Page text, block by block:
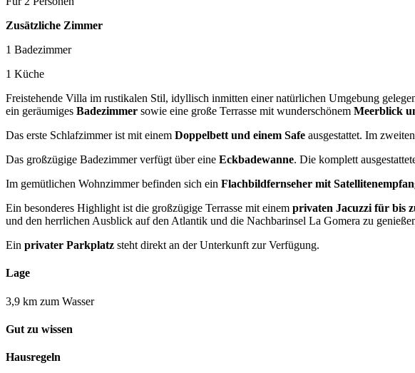
Zusätzliche Zimmer
1 Badezimmer
1 Küche
Freistehende Villa im rustikalen Stil, idyllisch inmitten einer natürlichen Umgebung
ein geräumiges Badezimmer sowie eine große Terrasse mit wunderschönem Meerblick
Das erste Schlafzimmer ist mit einem Doppelbett und einem Safe ausgestattet. Im
Das großzügige Badezimmer verfügt über eine Eckbadewanne. Die komplett
Im gemütlichen Wohnzimmer befinden sich ein Flachbildfernseher mit
Ein besonderes Highlight ist die großzügige Terrasse mit einem privaten Jacuzzi für bis
und den herrlichen Ausblick auf den Atlantik und die Nachbarinsel La Gomera zu
Ein privater Parkplatz steht direkt an der Unterkunft zur Verfügung.
Lage
3,9 km zum Wasser
Gut zu wissen
Hausregeln